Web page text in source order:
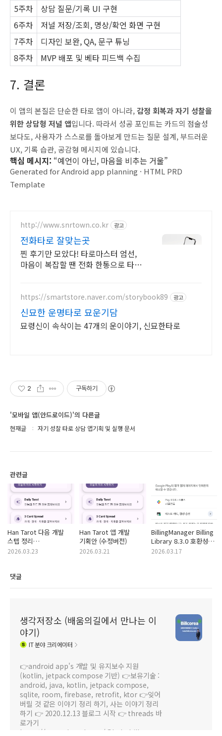
5주차
상담 질문/기록 UI 구현
6주차
저널 저장/조회, 명상/확언 화면 구현
7주차
디자인 보완, QA, 문구 튜닝
8주차
MVP 배포 및 베타 피드백 수집
7. 결론
이 앱의 본질은 단순한 타로 앱이 아니라,감정 회복과 자기 성찰을
위한 상담형 저널 앱입니다. 따라서 성공 포인트는 카드의 점술성
보다도, 사용자가 스스로를 돌아보게 만드는 질문 설계, 부드러운
UX, 기록 습관, 공감형 메시지에 있습니다.
핵심 메시지: “예언이 아닌, 마음을 비추는 거울”
Generated for Android app planning · HTML PRD
Template
http://www.snrtown.co.kr 광고
전화타로 잘맞는곳
찐 후기만 모았다! 타로마스터 엄선,
마음이 복잡할 땐 전화 한통으로 타로
https://smartstore.naver.com/storybook89 광고
신묘한 운명타로 묘운기담
묘령신이 속삭이는 47개의 운이야기, 신묘한타로
2 구독하기
'모바일 앱(안드로이드)'의 다른글
현재글 자기 성찰 타로 상담 앱기획 및 실행 문서
관련글
Han Tarot 다음 개발
스텝 정리
(HomeScreen 이후)
2026.03.23
Han Tarot 앱 개발
기획안 (수정버전)
2026.03.21
BillingManager Billing
Library 8.3.0 호환성
수정 - 완료 보고서
2026.03.17
댓글
생각저장소 (배움의길에서 만나는 이
야기)
IT분야 크리에이터
👉android app's 개발 및 유지보수 지원
(kotlin, jetpack compose 기반) 👉보유기술 :
android, java, kotlin, jetpack compose,
sqlite, room, firebase, retrofit, ktor 👉잊어
버릴 것 같은 이야기 정리 하기, 사는 이야기 정리
하기 👉 2020.12.13 블로그 시작 👉 threads 바
로가기
https://www.threads.net/@help.billc